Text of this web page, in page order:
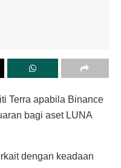
Terra apabila Binance
bagi aset LUNA
dengan keadaan